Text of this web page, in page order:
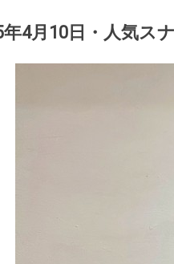
年4月10日・人気ス